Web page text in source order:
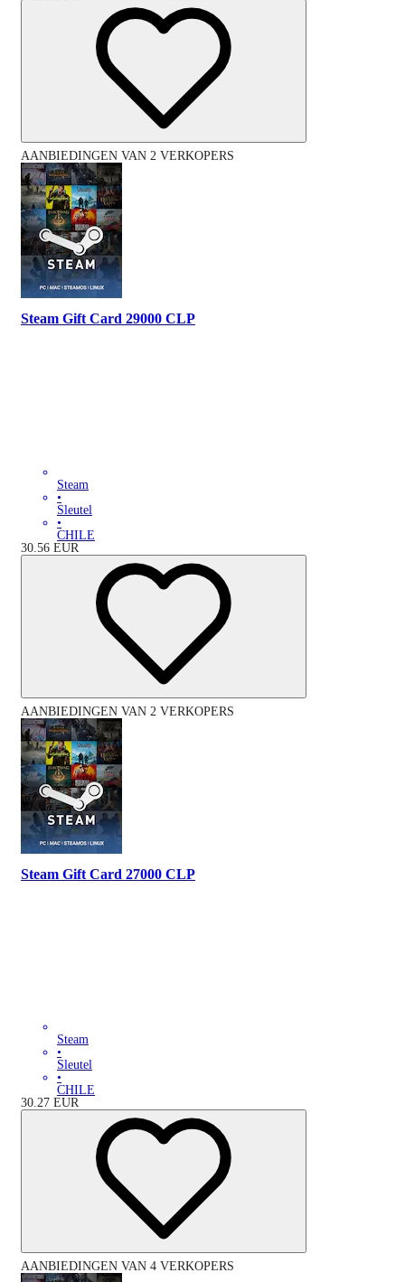
AANBIEDINGEN VAN 2 VERKOPERS
Steam Gift Card 29000 CLP
Steam
•
Sleutel
•
CHILE
30.56 EUR
AANBIEDINGEN VAN 2 VERKOPERS
Steam Gift Card 27000 CLP
Steam
•
Sleutel
•
CHILE
30.27 EUR
AANBIEDINGEN VAN 4 VERKOPERS